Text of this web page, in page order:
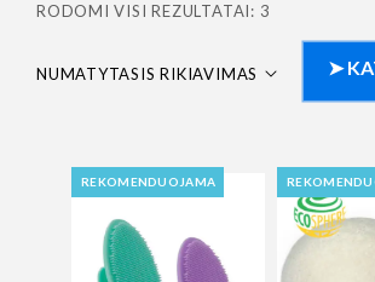
RODOMI VISI REZULTATAI: 3
NUMATYTASIS RIKIAVIMAS
REKOMENDUOJAMA